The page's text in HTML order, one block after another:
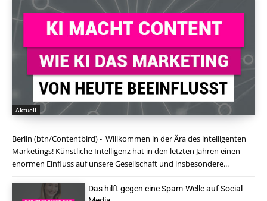
Aktuell
Berlin (btn/Contentbird) - Willkommen in der Ära des intelligenten
Marketings! Künstliche Intelligenz hat in den letzten Jahren einen
enormen Einfluss auf unsere Gesellschaft und insbesondere...
Das hilft gegen eine Spam-Welle auf Social